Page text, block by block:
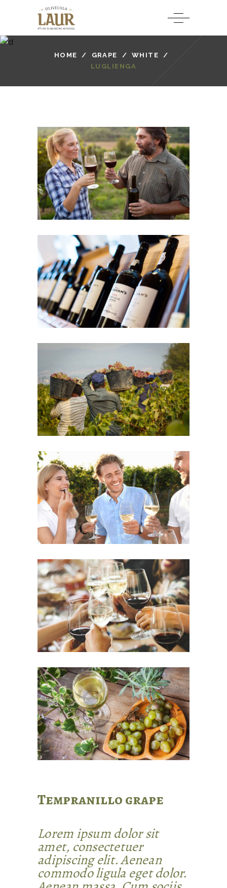
HOME / GRAPE / WHITE /
LUGLIENGA
Tempranillo grape
Lorem ipsum dolor sit
amet, consectetuer
adipiscing elit. Aenean
commodo ligula eget dolor.